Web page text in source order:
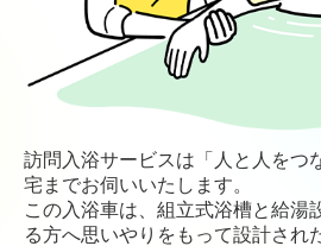
訪問入浴サービスは「人と人をつ
宅までお伺いいたします。
この入浴車は、組立式浴槽と給湯
る方へ思いやりをもって設計され